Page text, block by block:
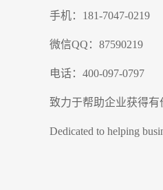
手机：181-7047-0219
微信QQ：87590219
电话：400-097-0797
致力于帮助企业获得有
Dedicated to helping